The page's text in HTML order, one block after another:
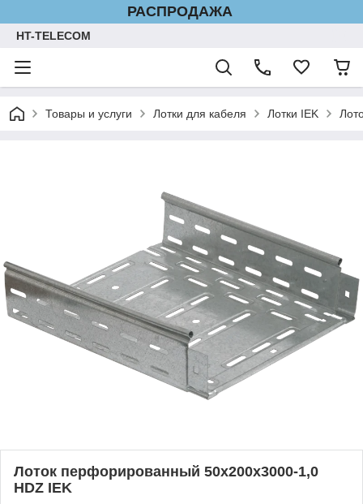
РАСПРОДАЖА
HT-TELECOM
Товары и услуги Лотки для кабеля Лотки IEK
Лоток перфорированный 50х200х3000-1,0
HDZ IEK